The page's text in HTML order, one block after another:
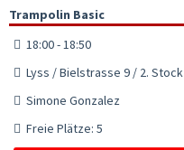
Trampolin Basic
18:00 - 18:50
Lyss / Bielstrasse 9 / 2. Stock
Simone Gonzalez
Freie Plätze: 5